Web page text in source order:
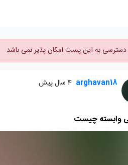
دسترسی به این پست امکان پذیر نمی باشد
arghavan18 4 سال پیش
وابسته چیست